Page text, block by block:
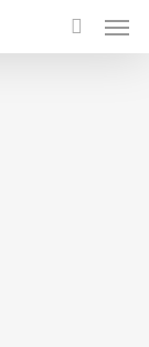
search